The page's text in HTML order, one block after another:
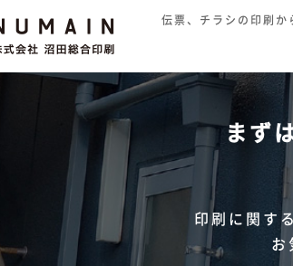
伝票、チラシの印刷
伝票印刷
ハガキ・封筒・名
高精細印刷
セキュリティ
まず
印刷に関す
お